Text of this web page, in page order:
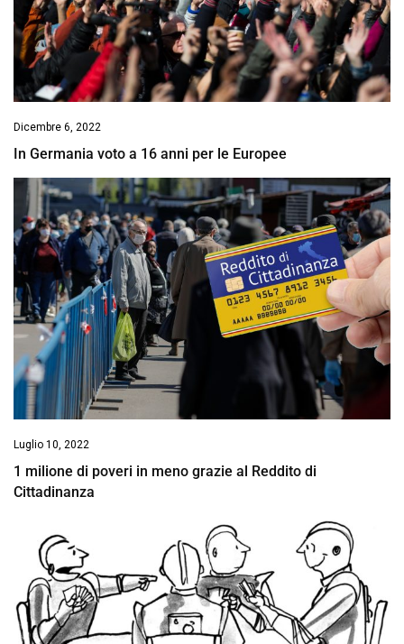
Dicembre 6, 2022
In Germania voto a 16 anni per le Europee
Luglio 10, 2022
1 milione di poveri in meno grazie al Reddito di
Cittadinanza